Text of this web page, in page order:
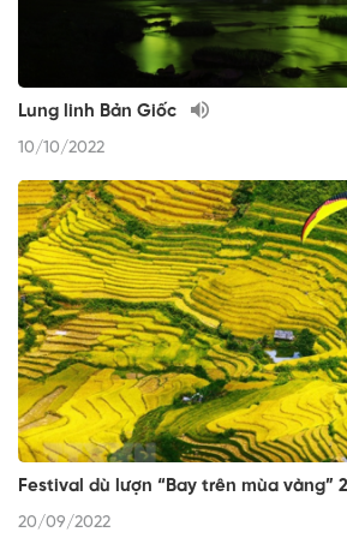
Lung linh Bản Giốc
10/10/2022
Festival dù lượn “Bay trên mùa vàng”
20/09/2022